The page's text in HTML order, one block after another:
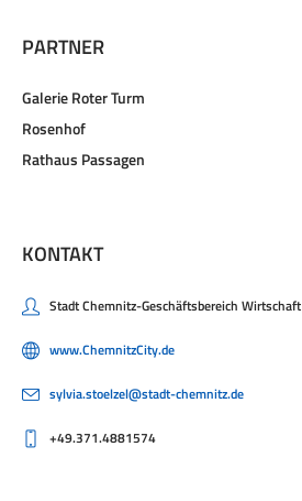
PARTNER
Galerie Roter Turm
Rosenhof
Rathaus Passagen
KONTAKT
Stadt Chemnitz-Geschäftsbereich Wirtschaft
www.ChemnitzCity.de
sylvia.stoelzel@stadt-chemnitz.de
+49.371.4881574